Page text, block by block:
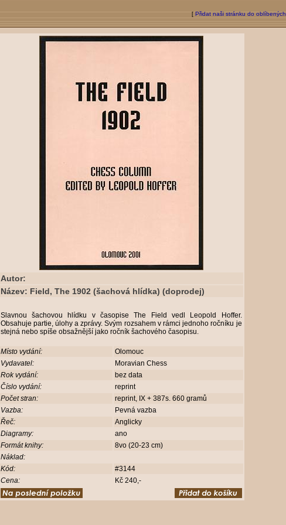
[ Přidat naši stránku do oblíbených
Autor:
Název: Field, The 1902 (šachová hlídka) (doprodej)
Slavnou šachovou hlídku v časopise The Field vedl Leopold Hoffer.
Obsahuje partie, úlohy a zprávy. Svým rozsahem v rámci jednoho ročníku je
stejná nebo spíše obsažnější jako ročník šachového časopisu.
Místo vydání:
Olomouc
Vydavatel:
Moravian Chess
Rok vydání:
bez data
Číslo vydání:
reprint
Počet stran:
reprint, IX + 387s. 660 gramů
Vazba:
Pevná vazba
Řeč:
Anglicky
Diagramy:
ano
Formát knihy:
8vo (20-23 cm)
Náklad:
Kód:
#3144
Cena:
Kč 240,-